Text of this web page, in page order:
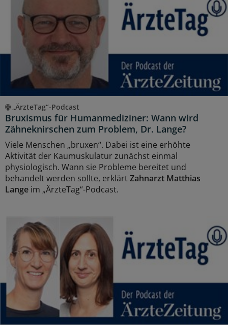
„ÄrzteTag“-Podcast
Bruxismus für Humanmediziner: Wann wird
Zähneknirschen zum Problem, Dr. Lange?
Viele Menschen „bruxen“. Dabei ist eine erhöhte
Aktivität der Kaumuskulatur zunächst einmal
physiologisch. Wann sie Probleme bereitet und
behandelt werden sollte, erklärtZahnarzt Matthias
Lange im „ÄrzteTag“-Podcast.